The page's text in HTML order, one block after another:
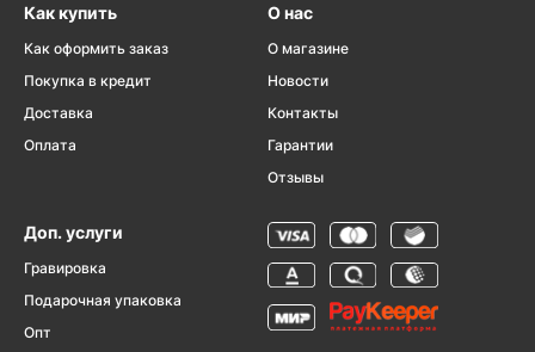
Как купить
Как оформить заказ
Покупка в кредит
Доставка
Оплата
О нас
О магазине
Новости
Контакты
Гарантии
Отзывы
Доп. услуги
Гравировка
Подарочная упаковка
Опт